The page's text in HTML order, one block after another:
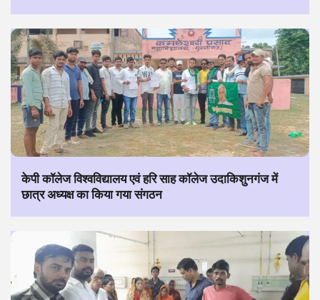
केपी कॉलेज विश्वविद्यालय एवं हरि साह कॉलेज उदाकिशुनगंज में
छात्र अध्यक्ष का किया गया संगठन